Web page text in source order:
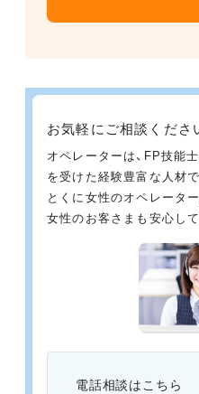
お気軽にご相談くださ
オペレーターは、FP技能
を受けた経験豊富な人材で
とくに女性のオペレータ
女性のお客さまも安心し
電話相談はこちら